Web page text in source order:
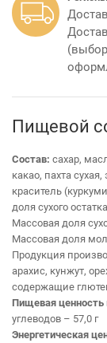
Пищевой
Состав: сахар,
какао, пахта
краситель
доля сухого
Массовая доля
Массовая доля
Продукция
арахис, кунжут,
содержащие
Пищевая ценность
углеводов – 57,0 г
Энергетическая